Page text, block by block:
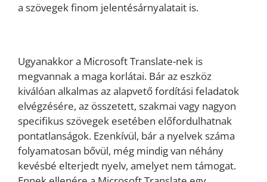
a szövegek finom jelentésárnyalatait is.
Ugyanakkor a Microsoft Translate-nek is
megvannak a maga korlátai. Bár az eszköz
kiválóan alkalmas az alapvető fordítási feladatok
elvégzésére, az összetett, szakmai vagy nagyon
specifikus szövegek esetében előfordulhatnak
pontatlanságok. Ezenkívül, bár a nyelvek száma
folyamatosan bővül, még mindig van néhány
kevésbé elterjedt nyelv, amelyet nem támogat.